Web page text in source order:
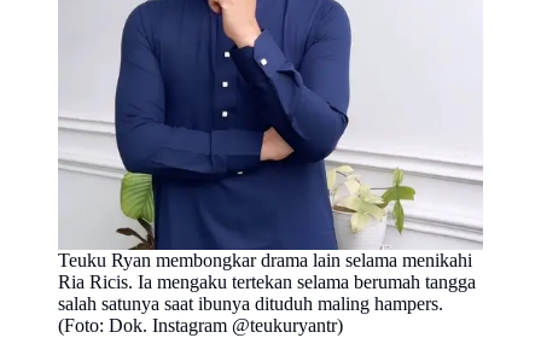
Teuku Ryan membongkar drama lain selama menikahi
Ria Ricis. Ia mengaku tertekan selama berumah tangga
salah satunya saat ibunya dituduh maling hampers.
(Foto: Dok. Instagram @teukuryantr)